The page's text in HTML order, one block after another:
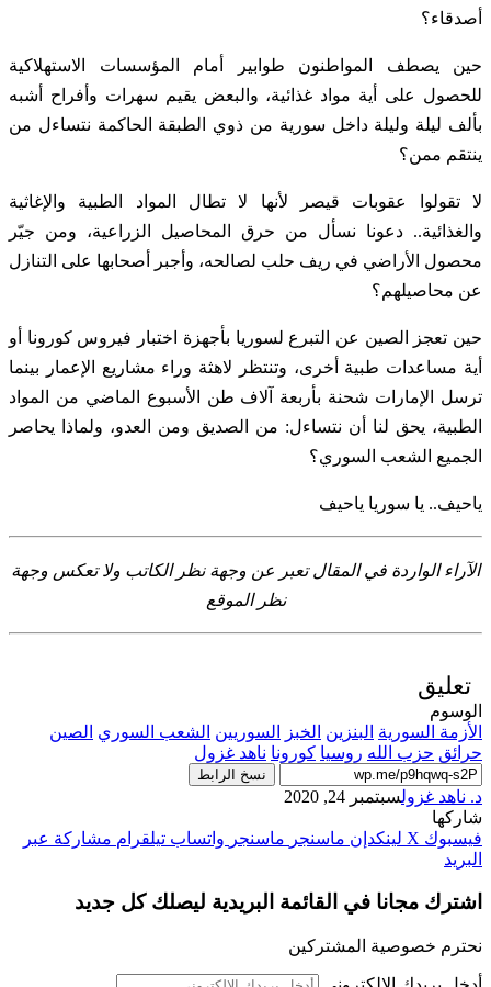
أصدقاء؟
حين يصطف المواطنون طوابير أمام المؤسسات الاستهلاكية
للحصول على أية مواد غذائية، والبعض يقيم سهرات وأفراح أشبه
بألف ليلة وليلة داخل سورية من ذوي الطبقة الحاكمة نتساءل من
ينتقم ممن؟
لا تقولوا عقوبات قيصر لأنها لا تطال المواد الطبية والإغاثية
والغذائية.. دعونا نسأل من حرق المحاصيل الزراعية، ومن جيّر
محصول الأراضي في ريف حلب لصالحه، وأجبر أصحابها على التنازل
عن محاصيلهم؟
حين تعجز الصين عن التبرع لسوريا بأجهزة اختبار فيروس كورونا أو
أية مساعدات طبية أخرى، وتنتظر لاهثة وراء مشاريع الإعمار بينما
ترسل الإمارات شحنة بأربعة آلاف طن الأسبوع الماضي من المواد
الطبية، يحق لنا أن نتساءل: من الصديق ومن العدو، ولماذا يحاصر
الجميع الشعب السوري؟
ياحيف.. يا سوريا ياحيف
الآراء الواردة في المقال تعبر عن وجهة نظر الكاتب ولا تعكس وجهة
نظر الموقع
تعليق
الوسوم
الأزمة السورية البنزين الخبز السوريين الشعب السوري الصين
حرائق حزب الله روسيا كورونا ناهد غزول
نسخ الرابط
د. ناهد غزولسبتمبر 24, 2020
شاركها
فيسبوك ‫X لينكدإن ماسنجر ماسنجر واتساب تيلقرام مشاركة عبر
البريد
اشترك مجانا في القائمة البريدية ليصلك كل جديد
نحترم خصوصية المشتركين